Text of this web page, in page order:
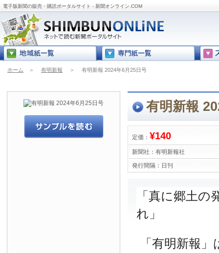
電子版新聞の販売・購読ポータルサイト - 新聞オンライン.COM
ホーム ＞ 有明新報 ＞ 有明新報 2024年6月25日号
有明新報
定価： ¥140
新聞社： 有明新報社
発行間隔： 日刊
「真に郷土の
れ」
「有明新報」